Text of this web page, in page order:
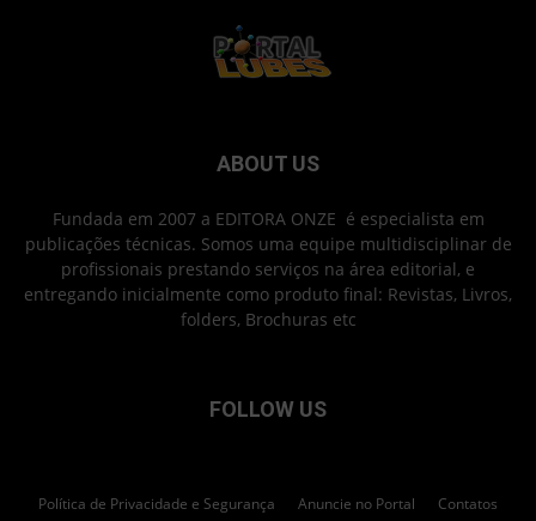
ABOUT US
Fundada em 2007 a EDITORA ONZE é especialista em
publicações técnicas. Somos uma equipe multidisciplinar de
profissionais prestando serviços na área editorial, e
entregando inicialmente como produto final: Revistas, Livros,
folders, Brochuras etc
FOLLOW US
Política de Privacidade e Segurança Anuncie no Portal Contatos